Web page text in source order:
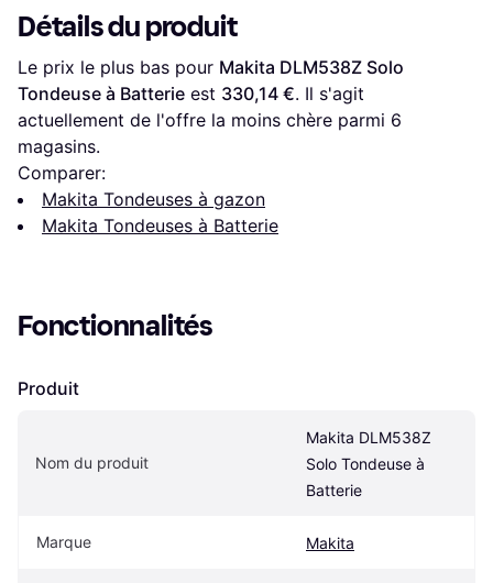
Détails du produit
Le prix le plus bas pour Makita DLM538Z Solo
Tondeuse à Batterie est 330,14 €. Il s'agit
actuellement de l'offre la moins chère parmi 6
magasins.
Comparer:
Makita Tondeuses à gazon
Makita Tondeuses à Batterie
Fonctionnalités
Produit
Nom du produit
Makita DLM538Z
Solo Tondeuse à
Batterie
Marque Makita